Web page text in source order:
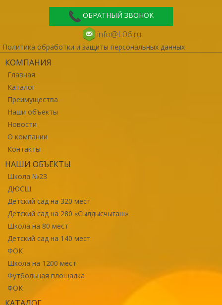
ОБРАТНЫЙ ЗВОНОК
info@L06.ru
Политика обработки и защиты персональных данных
КОМПАНИЯ
Главная
Каталог
Преимущества
Наши объекты
Новости
О компании
Контакты
НАШИ ОБЪЕКТЫ
Школа №23
ДЮСШ
Детский сад на 320 мест
Детский сад на 280 «Сылдысчыгаш»
Школа на 80 мест
Детский сад на 140 мест
ФОК
Школа на 1200 мест
Футбольная площадка
ФОК
КАТАЛОГ